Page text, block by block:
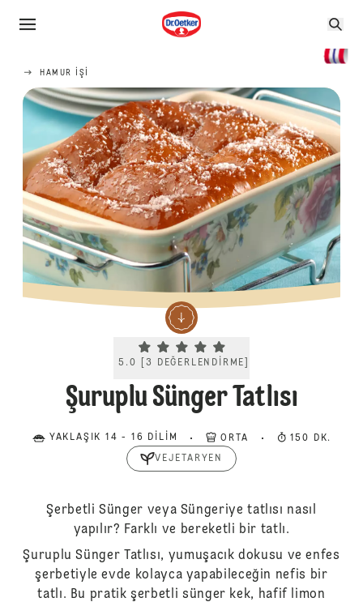
HAMUR IŞI
Current rating 5.0. Click to rate.
5.0 [3 DEĞERLENDIRME
Şuruplu Sünger Tatlısı
YAKLAŞIK 14 - 16 DILIM ORTA 150 DK.
VEJETARYEN
Şerbetli Sünger veya Süngeriye tatlısı nasıl
yapılır? Farklı ve bereketli bir tatlı.
Şuruplu Sünger Tatlısı, yumuşacık dokusu ve enfes
şerbetiyle evde kolayca yapabileceğin nefis bir
tatlı. Bu pratik şerbetli sünger kek, hafif limon